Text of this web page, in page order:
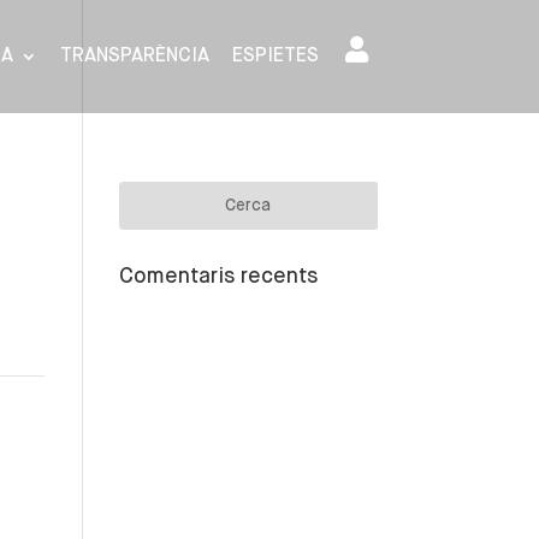
TRANSPARÈNCIA ESPIETES
Comentaris recents